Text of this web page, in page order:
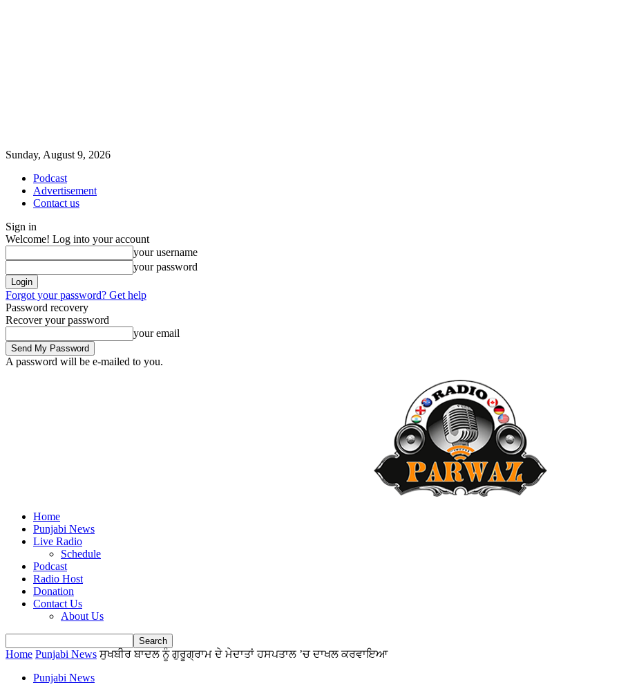
Sunday, August 9, 2026
Podcast
Advertisement
Contact us
Sign in
Welcome! Log into your account
your username
your password
Forgot your password? Get help
Password recovery
Recover your password
your email
A password will be e-mailed to you.
Home
Punjabi News
Live Radio
Schedule
Podcast
Radio Host
Donation
Contact Us
About Us
Home Punjabi News ਸੁਖਬੀਰ ਬਾਦਲ ਨੂੰ ਗੁਰੂਗ੍ਰਾਮ ਦੇ ਮੇਦਾਤਾਂ ਹਸਪਤਾਲ ’ਚ ਦਾਖਲ ਕਰਵਾਇਆ
Punjabi News